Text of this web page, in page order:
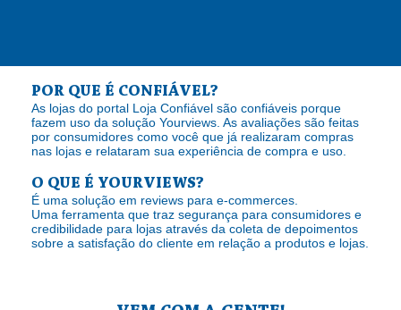
POR QUE É CONFIÁVEL?
As lojas do portal Loja Confiável são confiáveis porque
fazem uso da solução Yourviews. As avaliações são feitas
por consumidores como você que já realizaram compras
nas lojas e relataram sua experiência de compra e uso.
O QUE É YOURVIEWS?
É uma solução em reviews para e-commerces.
Uma ferramenta que traz segurança para consumidores e
credibilidade para lojas através da coleta de depoimentos
sobre a satisfação do cliente em relação a produtos e lojas.